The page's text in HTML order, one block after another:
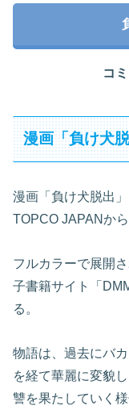
コ
漫画「負け犬
漫画「負け犬脱出
TOPCO JAPANか
フルカラーで展開
子書籍サイト「
る。
物語は、過去にバ
を経て華麗に変貌
讐を果たしていく様